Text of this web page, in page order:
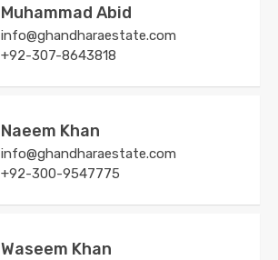
Muhammad Abid
info@ghandharaestate.com
+92-307-8643818
Naeem Khan
info@ghandharaestate.com
+92-300-9547775
Waseem Khan